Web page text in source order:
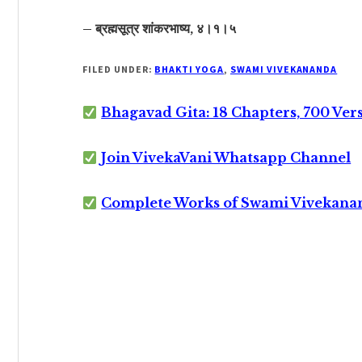
– ब्रह्मसूत्र शांकरभाष्य, ४।१।५
FILED UNDER: BHAKTI YOGA, SWAMI VIVEKANANDA
Bhagavad Gita: 18 Chapters, 700
Join VivekaVani Whatsapp Channel
Complete Works of Swami